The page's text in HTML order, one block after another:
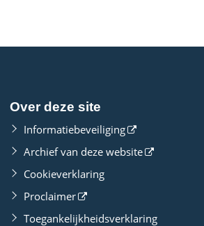
Over deze site
Informatiebeveiliging
Archief van deze website
Cookieverklaring
Proclaimer
Toegankelijkheidsverklaring